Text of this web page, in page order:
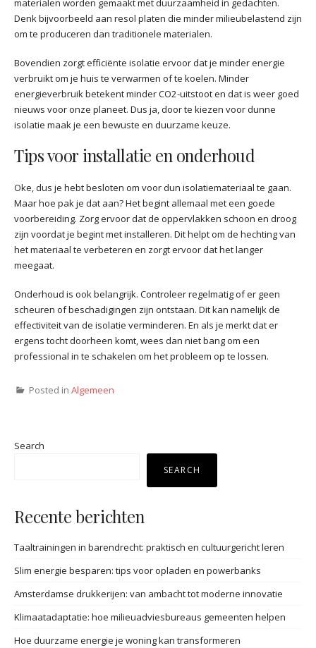
materialen worden gemaakt met duurzaamheid in gedachten.
Denk bijvoorbeeld aan resol platen die minder milieubelastend zijn
om te produceren dan traditionele materialen.
Bovendien zorgt efficiënte isolatie ervoor dat je minder energie
verbruikt om je huis te verwarmen of te koelen. Minder
energieverbruik betekent minder CO2-uitstoot en dat is weer goed
nieuws voor onze planeet. Dus ja, door te kiezen voor dunne
isolatie maak je een bewuste en duurzame keuze.
Tips voor installatie en onderhoud
Oke, dus je hebt besloten om voor dun isolatiemateriaal te gaan.
Maar hoe pak je dat aan? Het begint allemaal met een goede
voorbereiding. Zorg ervoor dat de oppervlakken schoon en droog
zijn voordat je begint met installeren. Dit helpt om de hechting van
het materiaal te verbeteren en zorgt ervoor dat het langer
meegaat.
Onderhoud is ook belangrijk. Controleer regelmatig of er geen
scheuren of beschadigingen zijn ontstaan. Dit kan namelijk de
effectiviteit van de isolatie verminderen. En als je merkt dat er
ergens tocht doorheen komt, wees dan niet bang om een
professional in te schakelen om het probleem op te lossen.
Posted in Algemeen
Search
SEARCH
Recente berichten
Taaltrainingen in barendrecht: praktisch en cultuurgericht leren
Slim energie besparen: tips voor opladen en powerbanks
Amsterdamse drukkerijen: van ambacht tot moderne innovatie
Klimaatadaptatie: hoe milieuadviesbureaus gemeenten helpen
Hoe duurzame energie je woning kan transformeren